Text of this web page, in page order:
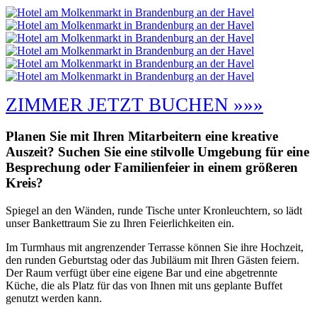
ZIMMER JETZT BUCHEN »»»
Planen Sie mit Ihren Mitarbeitern eine kreative
Auszeit? Suchen Sie eine stilvolle Umgebung für eine
Besprechung oder Familienfeier in einem größeren
Kreis?
Spiegel an den Wänden, runde Tische unter Kronleuchtern, so lädt
unser Bankettraum Sie zu Ihren Feierlichkeiten ein.
Im Turmhaus mit angrenzender Terrasse können Sie ihre Hochzeit,
den runden Geburtstag oder das Jubiläum mit Ihren Gästen feiern.
Der Raum verfügt über eine eigene Bar und eine abgetrennte
Küche, die als Platz für das von Ihnen mit uns geplante Buffet
genutzt werden kann.